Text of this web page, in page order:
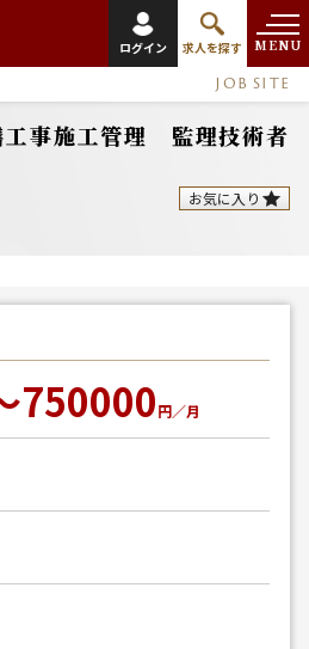
ログイン 求人を探す MENU
JOB SITE
事施工管理 監理技術者
お気に入り
750000円／月